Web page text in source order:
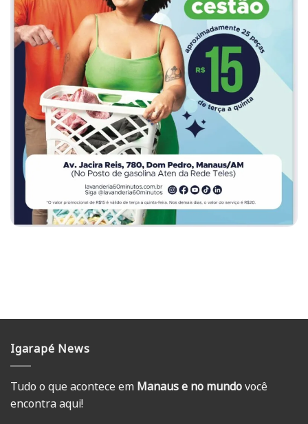
Igarapé News
Tudo o que acontece em Manaus e no mundovocê
encontra aqui!